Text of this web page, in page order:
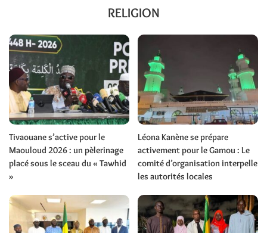
RELIGION
Tivaouane s’active pour le
Maouloud 2026 : un pèlerinage
placé sous le sceau du « Tawhid
»
Léona Kanène se prépare
activement pour le Gamou : Le
comité d’organisation interpelle
les autorités locales